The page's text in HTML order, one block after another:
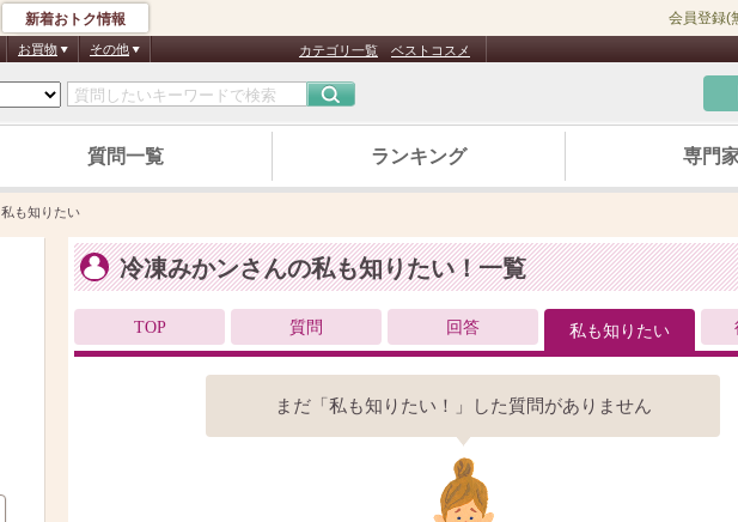
新着おトク情報 会員登録(
お買物 その他 カテゴリ一覧 ベストコスメ
質問一覧 ランキング 専門
私も知りたい
冷凍みかンさんの私も知りたい！一覧
TOP 質問 回答 私も知りたい
まだ「私も知りたい！」した質問がありません